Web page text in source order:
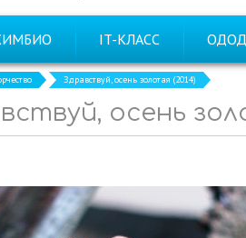
IT-КЛАСС ОДОД
Здравствуй, осень золотая (2014)
осень